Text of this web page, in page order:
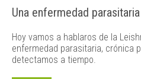
Una enfermedad
Hoy vamos a hablaros de la
enfermedad parasitaria, crónica
detectamos a tiempo.